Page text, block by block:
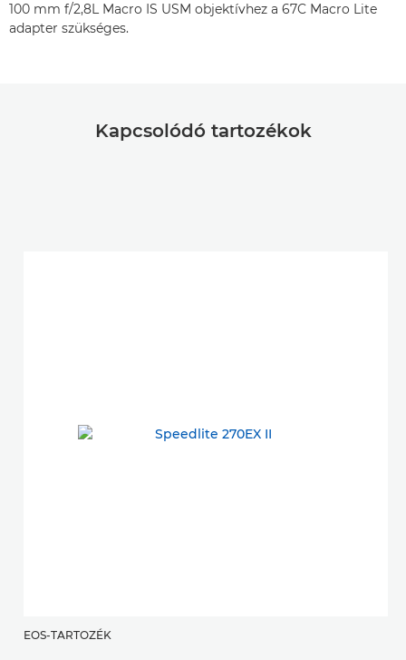
100 mm f/2,8L Macro IS USM objektívhez a 67C Macro Lite
adapter szükséges.
Kapcsolódó tartozékok
EOS-TARTOZÉK